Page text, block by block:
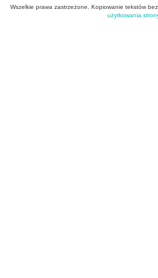
Wszelkie prawa zastrzeżone. Kopiowanie tekstów
użytkowania